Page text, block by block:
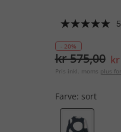
- 20%
kr 575,00
Pris inkl. moms plus
Farve: sort